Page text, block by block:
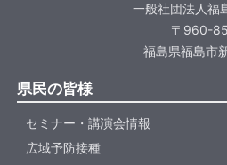
一般社団法人福
〒960-
福島県福島市
県民の皆様
セミナー・講演会情報
広域予防接種